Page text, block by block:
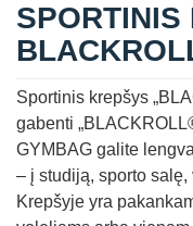
SPORTINIS
Sportinis krepšys
gabenti
GYMBAG galite
– į studiją, sporto
Krepšyje yra